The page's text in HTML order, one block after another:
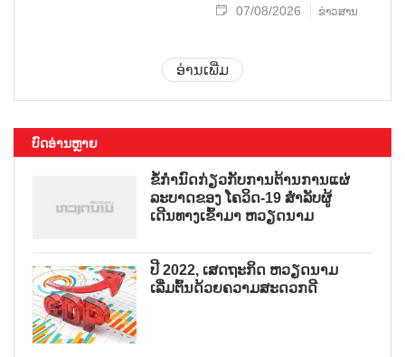
07/08/2026 ຂ່າວສານ
ອ່ານເພີ່ມ
ບົດອ່ານຫຼາຍ
ຂໍ້ກຳນົດກ່ຽວກັບການຕ້ານການແຜ່
ລະບາດຂອງ ໂຄວິດ-19 ສຳລັບຜູ້
ເດີນທາງເຂົ້າມາ ຫວຽດນາມ
ປີ 2022, ເສດຖະກິດ ຫວຽດນາມ
ເລີ່ມຕົ້ນດ້ວຍຄວາມສະດວກດີ